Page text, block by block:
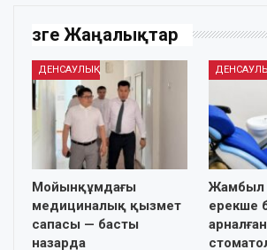
Өзге Жаңалықтар
ДЕНСАУЛЫҚ
Мойынқұмдағы
медициналық қызмет
сапасы — басты
назарда
ДЕНСАУЛЫҚ
Жамбыл
ерекше
арналған